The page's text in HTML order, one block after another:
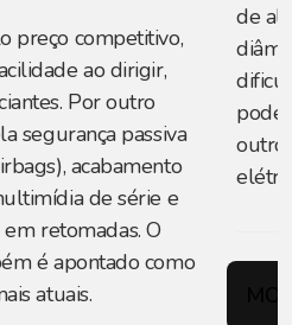
preço competitivo,
ao dirigir,
Por outro
segurança passiva
acabamento
de série e
retomadas. O
é apontado como
atuais.
de
pode
outro